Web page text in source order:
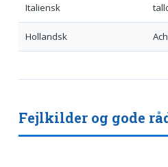
Italiensk
Hollandsk
Fejlkilder og gode